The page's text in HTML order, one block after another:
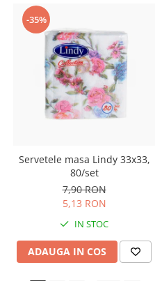
-35%
Servetele masa Lindy 33x33,
80/set
7,90 RON
5,13 RON
IN STOC
ADAUGA IN COS